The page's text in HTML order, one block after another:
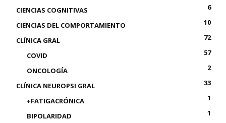
CIENCIAS COGNITIVAS
6
CIENCIAS DEL COMPORTAMIENTO
10
CLÍNICA GRAL
72
COVID
57
ONCOLOGÍA
2
CLÍNICA NEUROPSI GRAL
33
+FATIGACRÓNICA
1
BIPOLARIDAD
1